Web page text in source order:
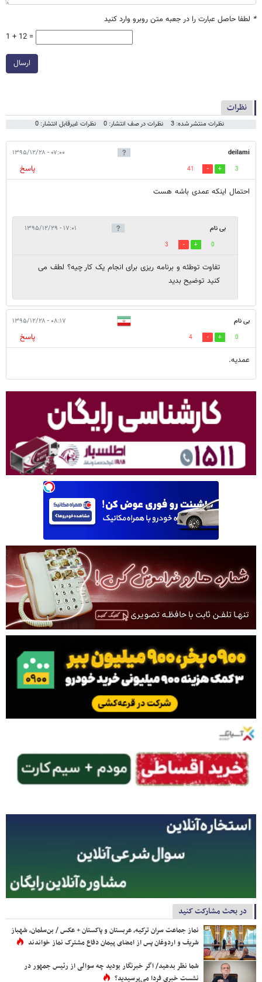
* لطفا حاصل عبارت را در جعبه متن روبرو وارد کنید
1 + 12 =
ارسال
نظرات
نظرات منتشر شده: 3 نظرات در صف انتشار: 0 نظرات غیرقابل انتشار: 0
deilami ۰۷:۰۰ - ۱۳۹۵/۱۲/۲۸
3
41
پاسخ
احتمال اینکه عمدی باشه هست
بی نام ۱۷:۰۱ - ۱۳۹۵/۱۲/۲۹
0
3
تفاوت توطئه و برنامه ریزی برای انجام یک کار چیه؟ لطف می
کنید توضیح بدید
بی نام ۰۸:۱۷ - ۱۳۹۵/۱۲/۲۸
0
4
پاسخ
عمدیه.
در بحث مشارکت کنید
نماز جماعت سران ترکیه، عربستان و پاکستان + عکس / بن‌سلمان، شهباز
شریف و اردوغان پس از امضای پیمان دفاع مشترک نماز خواندند
شما نظر بدهید/ اگر خبرنگار بودید چه سوالی از رئیس جمهور در
نشست خبری فردا می‌پرسیدید؟